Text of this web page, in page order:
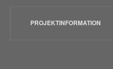
PROJEKTINFORMATION